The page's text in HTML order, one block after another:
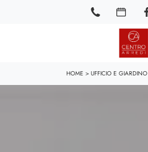
HOME > UFFICIO E GIARDINO